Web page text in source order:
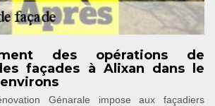
des opérations de
façades à Alixan dans le
Génarale impose aux façadiers